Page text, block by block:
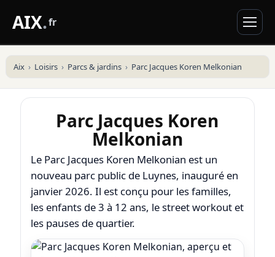
AIX.fr
Aix Loisirs Parcs & jardins Parc Jacques Koren Melkonian
Parc Jacques Koren
Melkonian
Le Parc Jacques Koren Melkonian est un
nouveau parc public de Luynes, inauguré en
janvier 2026. Il est conçu pour les familles,
les enfants de 3 à 12 ans, le street workout et
les pauses de quartier.